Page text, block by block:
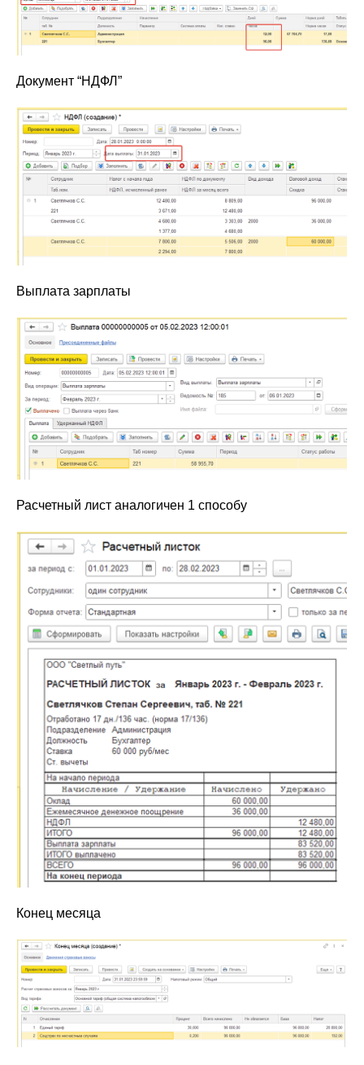
Документ “НДФЛ”
Выплата зарплаты
Расчетный лист аналогичен 1 способу
Конец месяца